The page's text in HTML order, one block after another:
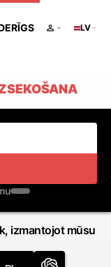
LV
izmantojot mūsu